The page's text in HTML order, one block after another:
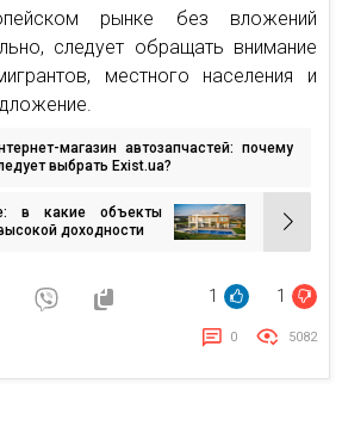
рынке без вложений
следует обращать внимание
местного населения и
магазин автозапчастей: почему
выбрать Exist.ua?
в какие объекты
доходности
1 1
0 5082